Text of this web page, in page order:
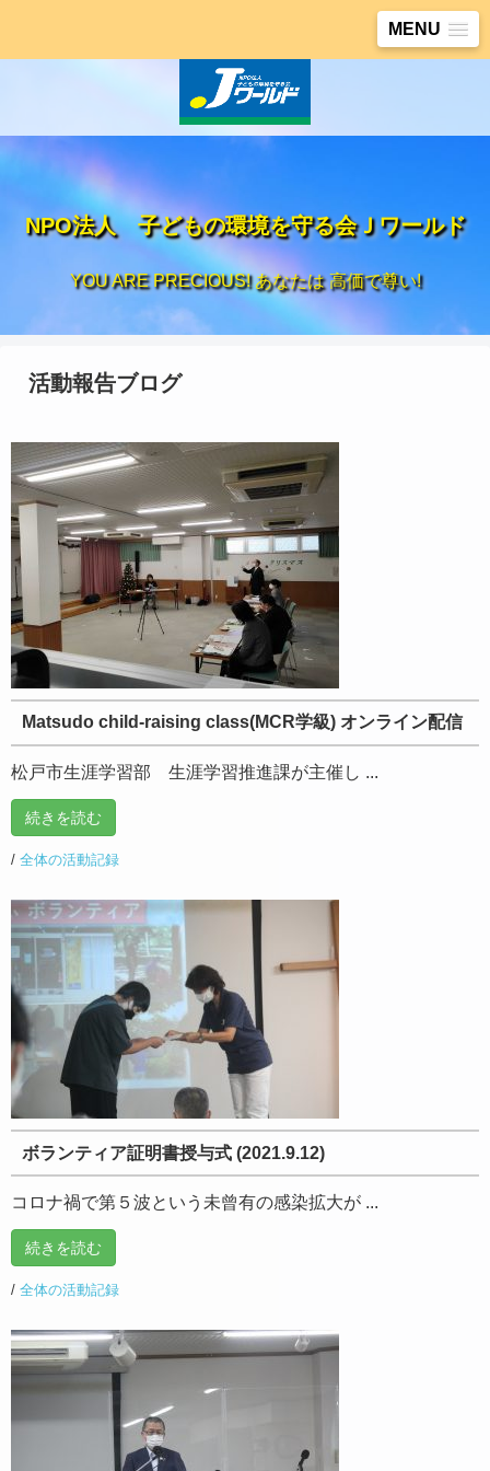
MENU
NPO法人 子どもの環境を守る会Ｊワールド
YOU ARE PRECIOUS! あなたは 高価で尊い!
活動報告ブログ
Matsudo child-raising class(MCR学級) オンライン配信
松戸市生涯学習部 生涯学習推進課が主催し ...
続きを読む
/ 全体の活動記録
ボランティア証明書授与式 (2021.9.12)
コロナ禍で第５波という未曾有の感染拡大が ...
続きを読む
/ 全体の活動記録